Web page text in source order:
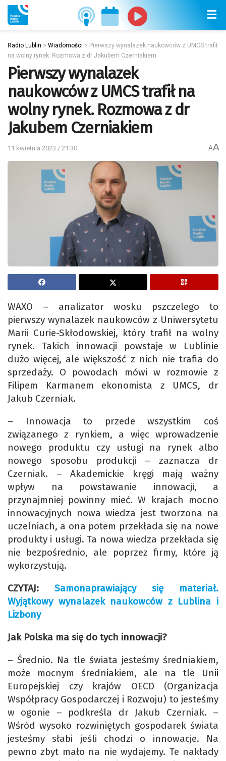
Radio Lublin > Wiadomości > Pierwszy wynalazek naukowców z UMCS trafił
na wolny rynek. Rozmowa z dr Jakubem Czerniakiem
Pierwszy wynalazek
naukowców z UMCS trafił na
wolny rynek. Rozmowa z dr
Jakubem Czerniakiem
11 kwietnia 2023 / 21:30 AA
WAXO – analizator wosku pszczelego to
pierwszy wynalazek naukowców z Uniwersytetu
Marii Curie-Skłodowskiej, który trafił na wolny
rynek. Takich innowacji powstaje w Lublinie
dużo więcej, ale większość z nich nie trafia do
sprzedaży. O powodach mówi w rozmowie z
Filipem Karmanem ekonomista z UMCS, dr
Jakub Czerniak.
– Innowacja to przede wszystkim coś
związanego z rynkiem, a więc wprowadzenie
nowego produktu czy usługi na rynek albo
nowego sposobu produkcji – zaznacza dr
Czerniak. – Akademickie kręgi mają ważny
wpływ na powstawanie innowacji, a
przynajmniej powinny mieć. W krajach mocno
innowacyjnych nowa wiedza jest tworzona na
uczelniach, a ona potem przekłada się na nowe
produkty i usługi. Ta nowa wiedza przekłada się
nie bezpośrednio, ale poprzez firmy, które ją
wykorzystują.
CZYTAJ: Samonaprawiający się materiał.
Wyjątkowy wynalazek naukowców z Lublina i
Lizbony
Jak Polska ma się do tych innowacji?
– Średnio. Na tle świata jesteśmy średniakiem,
może mocnym średniakiem, ale na tle Unii
Europejskiej czy krajów OECD (Organizacja
Współpracy Gospodarczej i Rozwoju) to jesteśmy
w ogonie – podkreśla dr Jakub Czerniak. –
Wśród wysoko rozwiniętych gospodarek świata
jesteśmy słabi jeśli chodzi o innowacje. Na
pewno zbyt mało na nie wydajemy. Te nakłady